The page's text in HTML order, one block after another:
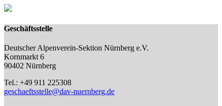
Geschäftsstelle
Deutscher Alpenverein-Sektion Nürnberg e.V.
Kornmarkt 6
90402 Nürnberg
Tel.: +49 911 225308
geschaeftsstelle@dav-nuernberg.de